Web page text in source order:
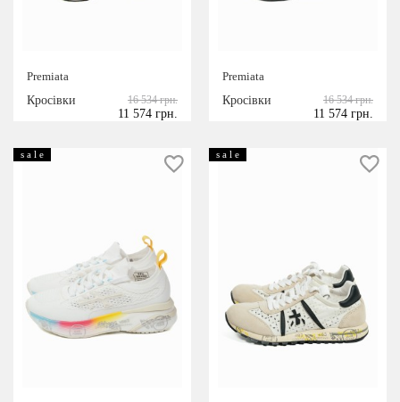
Premiata
Кросівки
16 534 грн.
11 574 грн.
Premiata
Кросівки
16 534 грн.
11 574 грн.
s a l e s a l e